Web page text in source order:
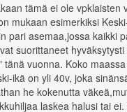
tämä ei ole vpklaisten
mukaan esimerkiksi
pari asemaa,jossa kaikki
suorittaneet
tänä vuonna. Koko
ikä on yli 40v, joka
he kokenutta
laskea halusi tai ei.